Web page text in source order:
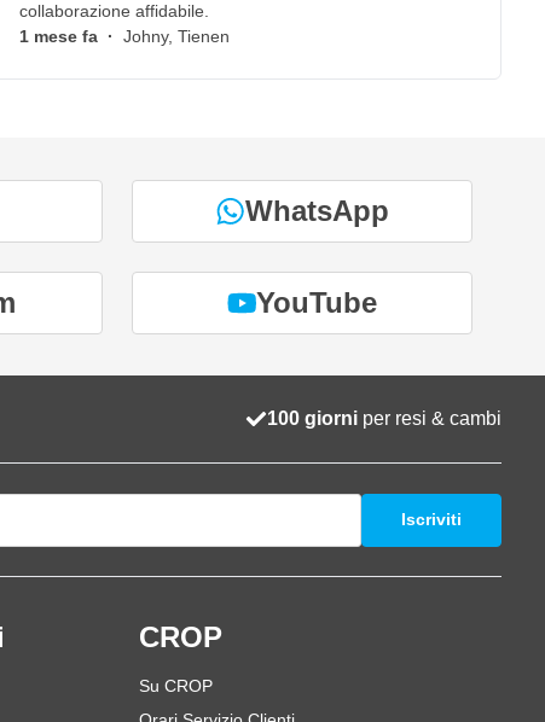
collaborazione affidabile.
1 mese fa · Johny, Tienen
WhatsApp
YouTube
100 giorni per resi & cambi
Iscriviti
CROP
Su CROP